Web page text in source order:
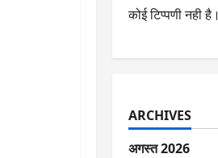
कोई टिप्पणी नही है।
ARCHIVES
अगस्त 2026